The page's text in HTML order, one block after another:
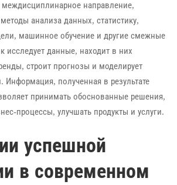
направление,
анализа данных, статистику,
машинное обучение и другие смежные
исследует данные, находит в них
строит прогнозы и моделирует
Информация, полученная в результате
принимать обоснованные решения,
процессы, улучшать продукты и услуги.
успешной
в современном